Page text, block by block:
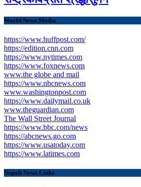
World News Media
https://www.huffpost.com/
https://edition.cnn.com
https://www.nytimes.com
https://www.foxnews.com
www.the globe and mail
https://www.nbcnews.com
www.washingtonpost.com
https://www.dailymail.co.uk
www.theguardian.com
The Wall Street Journal
https://www.bbc.com/news
https://abcnews.go.com
https://www.usatoday.com
https://www.latimes.com
Nepali News Links